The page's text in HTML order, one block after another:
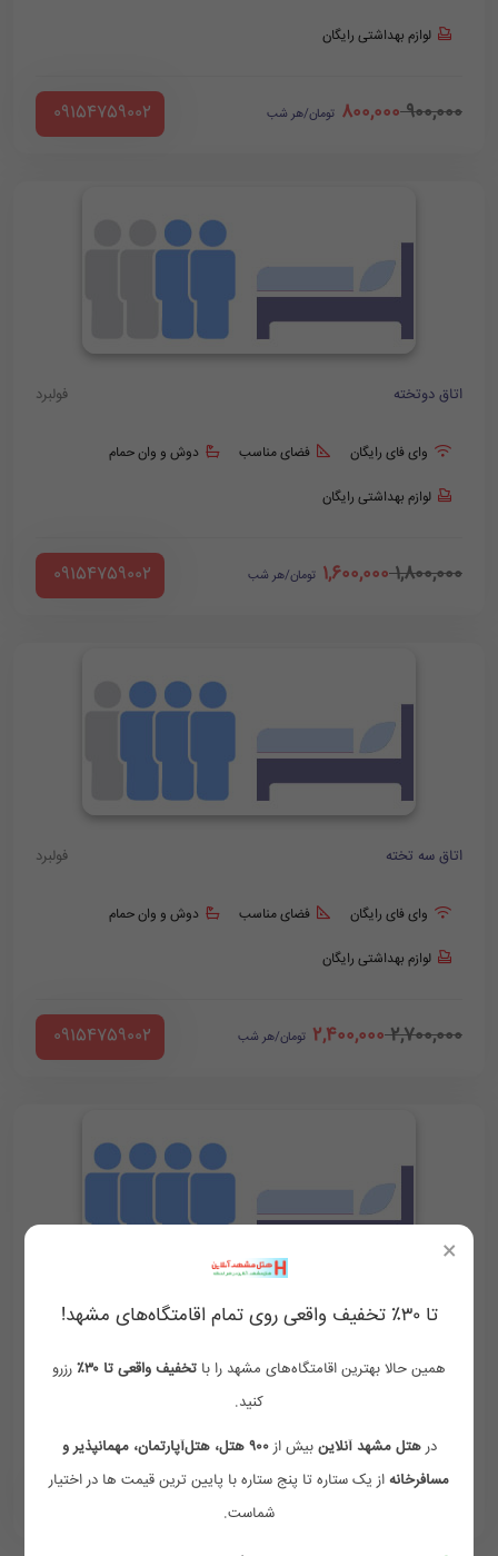
لوازم بهداشتی رایگان
900,000
800,000 تومان/هر شب ‪ 09154759002
اتاق دوتخته فولبرد
وای فای رایگان فضای مناسب دوش و وان حمام
لوازم بهداشتی رایگان
1,800,000
1,600,000 تومان/هر شب ‪ 09154759002
اتاق سه تخته فولبرد
وای فای رایگان فضای مناسب دوش و وان حمام
لوازم بهداشتی رایگان
2,700,000
2,400,000 تومان/هر شب ‪ 09154759002
اتاق چهارتخته فولبرد
وای فای رایگان فضای مناسب دوش و وان حمام
3,600,000
3,200,000
×
تا ۳۰٪ تخفیف واقعی روی تمام اقامتگاه‌های مشهد!
همین حالا بهترین اقامتگاه‌های مشهد را با تخفیف واقعی تا ۳۰٪
رزرو
کنید.
درهتل مشهد آنلاین بیش از
۹۰۰ هتل، هتل‌آپارتمان، مهمانپذیر و
مسافرخانه از یک ستاره تا پنج ستاره با پایین ترین قیمت ها در اختیار
شماست.